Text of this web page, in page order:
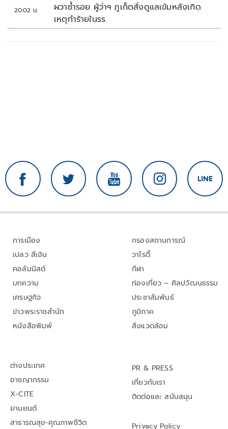
20:02 น.
ผวาซ้ำรอย ผู้ว่าฯ ภูเก็ตสั่งดูแลเข้มหลังเกิด
เหตุทำร้ายในรร.
การเมือง
เปลว สีเงิน
คอลัมนิสต์
บทความ
เศรษฐกิจ
ข่าวพระราชสำนัก
หนังสือพิมพ์
กรองสถานการณ์
วาไรตี้
กีฬา
ท่องเที่ยว – ศิลปวัฒนธรรม
ประชาสัมพันธ์
ภูมิภาค
สิ่งแวดล้อม
ต่างประเทศ
อาชญากรรม
X-CITE
ยานยนต์
สาธารณสุข-คุณภาพชีวิต
PR & PRESS
เกี่ยวกับเรา
ติดต่อและ สนับสนุน
Privacy Policy